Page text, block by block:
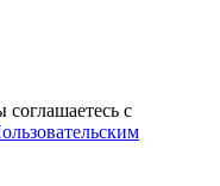
с